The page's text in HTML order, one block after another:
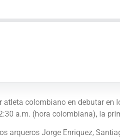
atleta colombiano en debutar
a.m. (hora colombiana), la
arqueros Jorge Enriquez,